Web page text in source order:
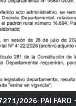
2026: PAI FARO